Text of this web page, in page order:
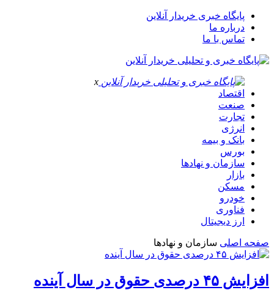
پایگاه خبری خریدار آنلاین
درباره ما
تماس با ما
x
اقتصاد
صنعت
تجارت
انرژی
بانک و بیمه
بورس
سازمان و نهادها
بازار
مسکن
خودرو
فناوری
ارز دیجیتال
صفحه اصلی سازمان و نهادها
افزایش ۴۵ درصدی حقوق در سال آینده